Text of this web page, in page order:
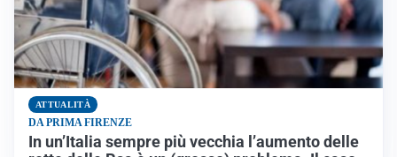
ATTUALITÀ
DA PRIMA FIRENZE
In un’Italia sempre più vecchia l’aumento delle